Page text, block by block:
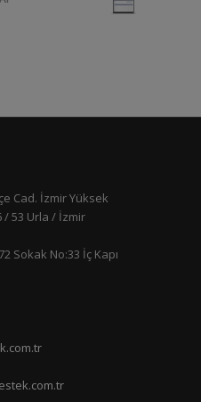
Cad. İzmir Yüksek
/ 53 Urla / İzmir
Sokak No:33 İç Kapı